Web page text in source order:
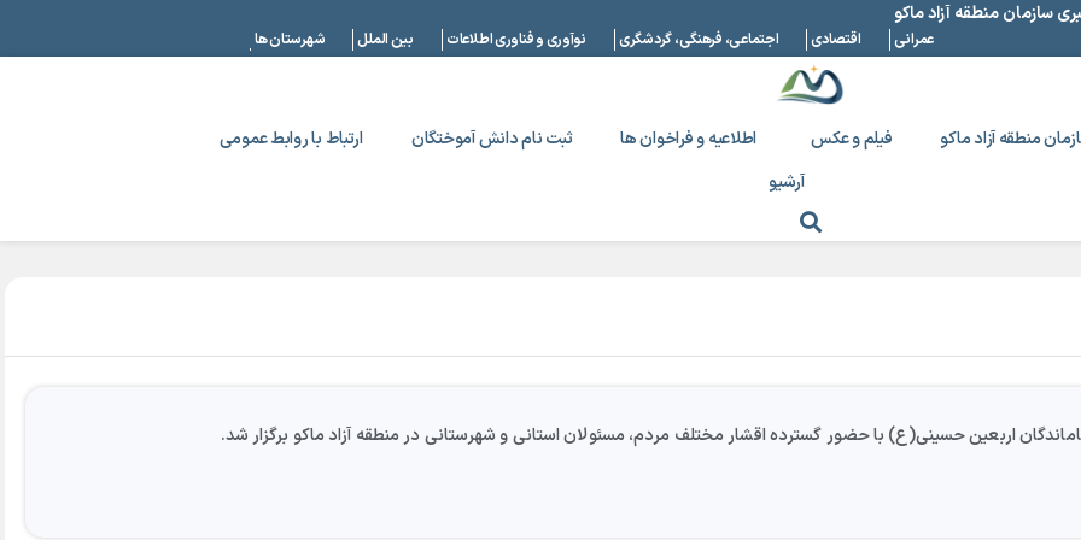
سازمان منطقه آزاد ماکو
عمرانی اقتصادی اجتماعی، فرهنگی، گردشگری نوآوری و فناوری اطلاعات بین الملل شهرستان ها
منطقه آزاد ماکو فیلم و عکس اطلاعیه و فراخوان ها ثبت نام دانش آموختگان
ارتباط با روابط عمومی
آرشیو
اربعین حسینی(ع) با حضور گسترده اقشار مختلف مردم، مسئولان استانی و شهرستانی در منطقه آزاد ماکو برگزار شد.